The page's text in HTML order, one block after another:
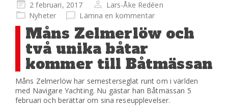
Publicerad
på
2 februari, 2017
Lars-Åke Redéen
Nyheter
Lämna en kommentar
Måns Zelmerlöw och
två unika båtar
kommer till Båtmässan
Måns Zelmerlöw har semesterseglat runt om i världen
med Navigare Yachting. Nu gästar han Båtmässan 5
februari och berättar om sina reseupplevelser.